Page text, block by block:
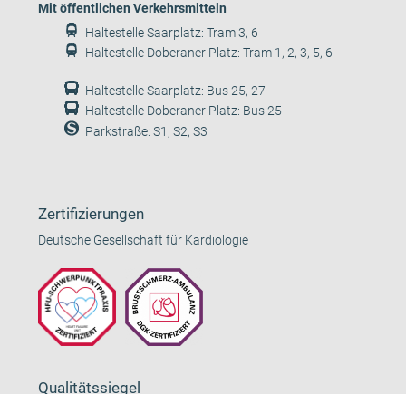
Mit öffentlichen Verkehrsmitteln
Haltestelle Saarplatz: Tram 3, 6
Haltestelle Doberaner Platz: Tram 1, 2, 3, 5, 6
Haltestelle Saarplatz: Bus 25, 27
Haltestelle Doberaner Platz: Bus 25
Parkstraße: S1, S2, S3
Zertifizierungen
Deutsche Gesellschaft für Kardiologie
Qualitätssiegel